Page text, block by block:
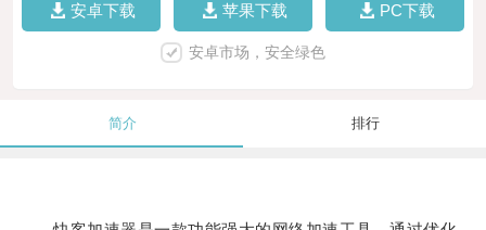
安卓下载 苹果下载 PC下载
安卓市场，安全绿色
简介 排行